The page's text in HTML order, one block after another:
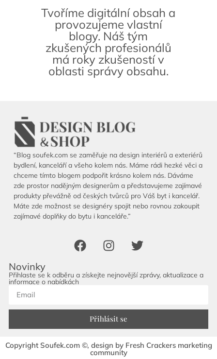
Tvoříme digitální obsah a
provozujeme vlastní
blogy. Náš tým
zkušených profesionálů
má roky zkušeností v
oblasti správy obsahu.
“Blog soufek.com se zaměřuje na design interiérů a exteriérů
bydlení, kanceláří a všeho kolem nás. Máme rádi hezké věci a
chceme tímto blogem podpořit krásno kolem nás. Dáváme
zde prostor nadějným designerům a představujeme zajímavé
produkty převážně od českých tvůrců pro Váš byt i kancelář.
Máte zde možnost se designéry spojit nebo rovnou zakoupit
zajímavé doplňky do bytu i kanceláře.”
Novinky
Přihlaste se k odběru a získejte nejnovější zprávy, aktualizace a
informace o nabídkách
Přihlásit se
Copyright Soufek.com ©, design by Fresh Crackers marketing
community